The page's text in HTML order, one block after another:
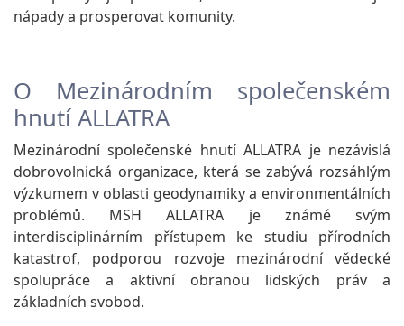
nápady a prosperovat komunity.
O Mezinárodním společenském
hnutí ALLATRA
Mezinárodní společenské hnutí ALLATRA je nezávislá
dobrovolnická organizace, která se zabývá rozsáhlým
výzkumem v oblasti geodynamiky a environmentálních
problémů. MSH ALLATRA je známé svým
interdisciplinárním přístupem ke studiu přírodních
katastrof, podporou rozvoje mezinárodní vědecké
spolupráce a aktivní obranou lidských práv a
základních svobod.